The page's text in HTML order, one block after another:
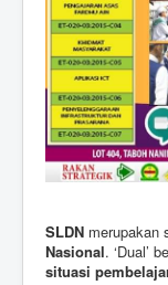
SLDN merupakan
Nasional. ‘Dual’
situasi